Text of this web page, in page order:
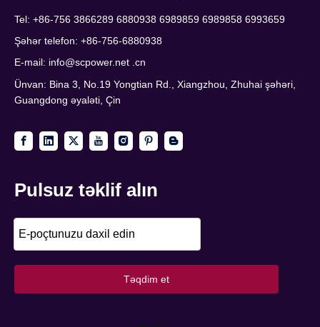
Tel: +86-756 3866289 6880938 6989859 6989858 6993659
Şəhər telefon: +86-756-6880938
E-mail: info@scpower.net .cn
Ünvan: Bina 3, No.19 Yongtian Rd., Xiangzhou, Zhuhai şəhəri,
Guangdong əyaləti, Çin
Pulsuz təklif alın
Təqdim et